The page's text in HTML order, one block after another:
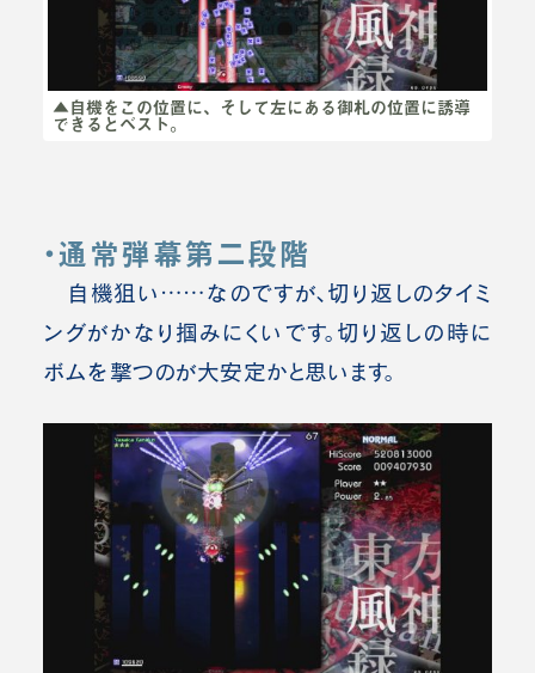
▲自機をこの位置に、そして左にある御札の位置に誘導
できるとベスト。
・通常弾幕第二段階
自機狙い……なのですが、切り返しのタイミ
ングがかなり掴みにくいです。切り返しの時に
ボムを撃つのが大安定かと思います。